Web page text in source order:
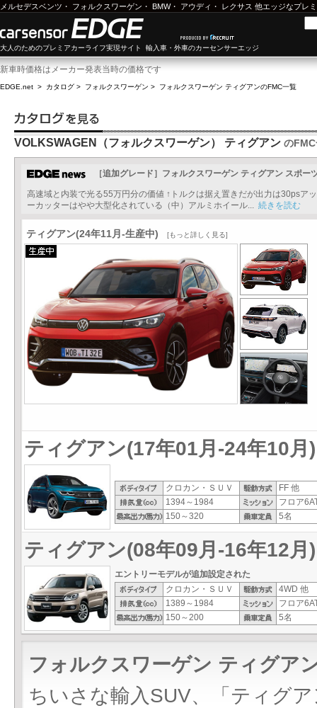
メルセデスベンツ ・ フォルクスワーゲン ・ BMW・ アウディ ・ レクサス 他エッジなプレ
大人のためのプレミアカーライフ実現サイト 輸入車・外車のカーセンサーエッジ
新車時価格はメーカー発表当時の価格です
EDGE.net > カタログ > フォルクスワーゲン > フォルクスワーゲン ティグアンのFMC一覧
VOLKSWAGEN（フォルクスワーゲン） ティグアン の
［追加グレード］フォルクスワーゲン ティグアン スポー
高速域と内装で光る55万円分の価値 ↑トルクは据え置きだが出力は30psア
ーカッターはやや大型化されている（中）アルミホイール... 続きを読む
ティグアン(24年11月-生産中) [もっと詳しく見る]
ティグアン(17年01月-24年10月)
クロカン・ＳＵＶ
FF 他
1394～1984
フロア
150～320
5名
ティグアン(08年09月-16年12月)
エントリーモデルが追加設定された
クロカン・ＳＵＶ
4WD 他
1389～1984
フロア
150～200
5名
フォルクスワーゲン ティグア
ちいさな輸入SUV、「ティグ